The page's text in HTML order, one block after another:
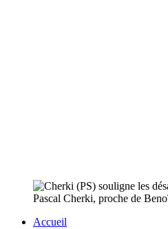
Pascal Cherki, proche de
Accueil